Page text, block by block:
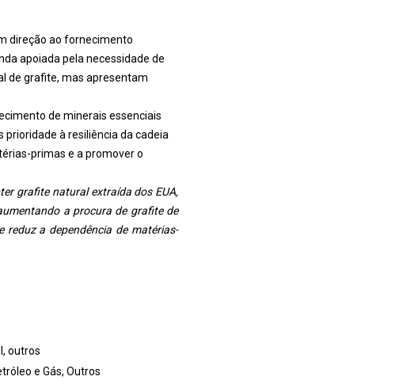
direção ao fornecimento
apoiada pela necessidade de
de grafite, mas apresentam
de minerais essenciais
à resiliência da cadeia
primas e a promover o
grafite natural extraída dos EUA,
a procura de grafite de
reduz a dependência de matérias-
outros
e Gás, Outros